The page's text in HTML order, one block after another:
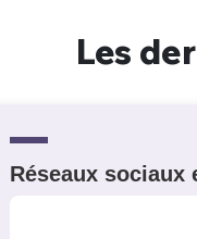
Les
Réseaux sociaux